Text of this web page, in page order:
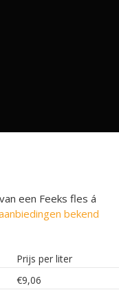
een Feeks fles á
bekend
Prijs per liter
€9,06